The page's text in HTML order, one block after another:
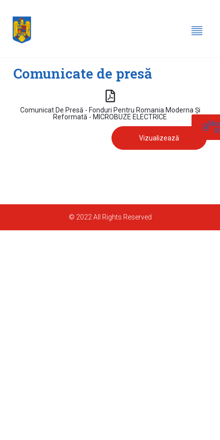
Comunicate de presă
Comunicat De Presă - Fonduri Pentru Romania Moderna Și
Reformată - MICROBUZE ELECTRICE
Vizualizează
© 2022 All Rights Reserved